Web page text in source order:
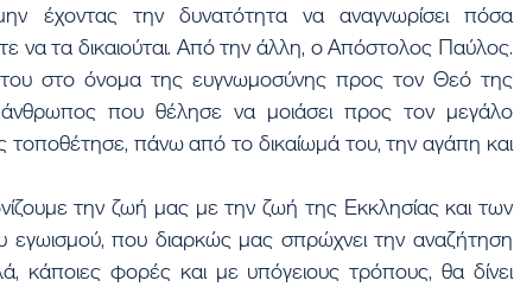
έχοντας την δυνατότητα να αναγνωρίσει πόσα
να τα δικαιούται. Από την άλλη, ο Απόστολος Παύλος.
στο όνομα της ευγνωμοσύνης προς τον Θεό της
που θέλησε να μοιάσει προς τον μεγάλο
πάνω από το δικαίωμά του, την αγάπη και
την ζωή μας με την ζωή της Εκκλησίας και των
που διαρκώς μας σπρώχνει την αναζήτηση
κάποιες φορές και με υπόγειους τρόπους, θα δίνει